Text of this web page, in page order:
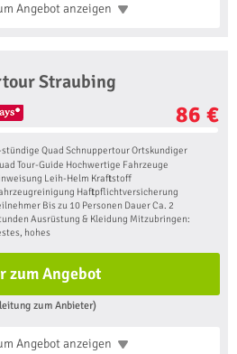
Angebotanzeigen
Straubing
86 €
Quad Schnuppertour Ortskundiger
Tour-Guide Hochwertige Fahrzeuge
Leih-Helm Kraftstoff
Haftpflichtversicherung
Bis zu 10 Personen Dauer Ca. 2
Ausrüstung & Kleidung Mitzubringen:
hohes
zum Angebot
zum Anbieter)
Angebotanzeigen